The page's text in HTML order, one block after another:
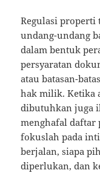
Regulasi properti
undang-undang
dalam bentuk
persyaratan
atau batasan-
hak milik. Ketika
dibutuhkan juga
menghafal daftar
fokuslah pada
berjalan, siapa
diperlukan, dan